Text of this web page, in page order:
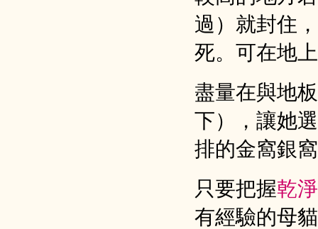
過）就封住
死。可在地
盡量在與地
下），讓她
排的金窩銀
只要把握乾
有經驗的母